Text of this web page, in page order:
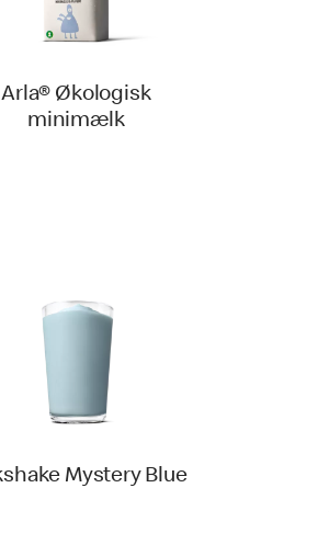
Arla® Økologisk
minimælk
Mystery Blue